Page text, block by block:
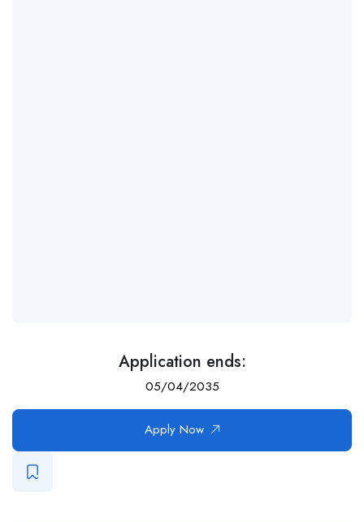
Application ends:
05/04/2035
Apply Now